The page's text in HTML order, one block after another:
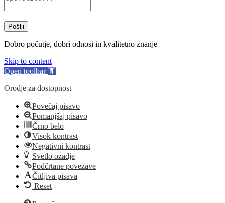
Pošlji
Dobro počutje, dobri odnosi in kvalitetno znanje
Skip to content
Open toolbar
Orodje za dostopnost
Povečaj pisavo
Pomanjšaj pisavo
Črno belo
Visok kontrast
Negativni kontrast
Svetlo ozadje
Podčrtane povezave
Čitljiva pisava
Reset